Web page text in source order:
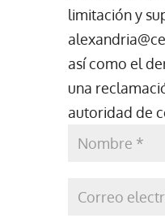
limitación y
así como el
una
autoridad de